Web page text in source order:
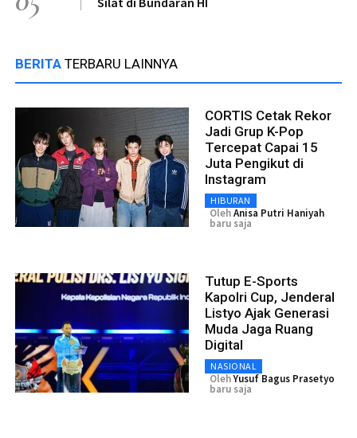
BERITA TERBARU LAINNYA
CORTIS Cetak Rekor
Jadi Grup K-Pop
Tercepat Capai 15
Juta Pengikut di
Instagram
HIBURAN
OlehAnisa Putri Haniyah
baru saja
Tutup E-Sports
Kapolri Cup, Jenderal
Listyo Ajak Generasi
Muda Jaga Ruang
Digital
NASIONAL
OlehYusuf Bagus Prasetyo
baru saja